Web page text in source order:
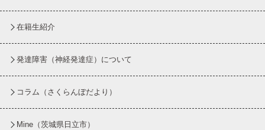
在籍生紹介
発達障害（神経発達症）について
コラム （さくらんぼだより）
Mine（茨城県日立市）